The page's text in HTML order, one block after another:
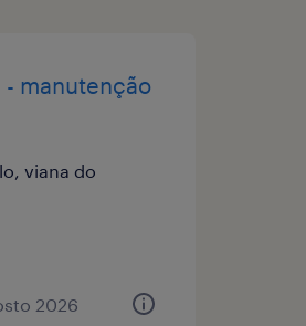
manutenção
viana do
2026